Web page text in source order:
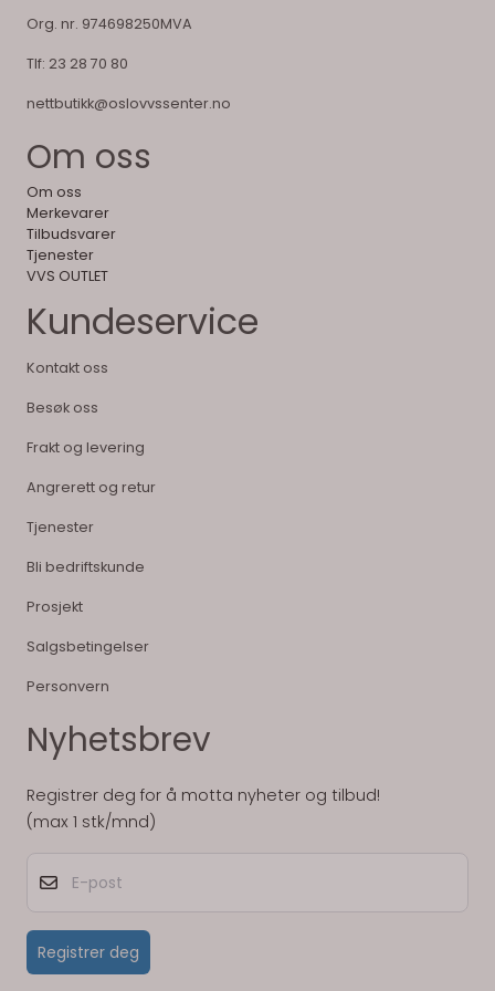
Org. nr. 974698250MVA
Tlf: 23 28 70 80
nettbutikk@oslovvssenter.no
Om oss
Om oss
Merkevarer
Tilbudsvarer
Tjenester
VVS OUTLET
Kundeservice
Kontakt oss
Besøk oss
Frakt og levering
Angrerett og retur
Tjenester
Bli bedriftskunde
Prosjekt
Salgsbetingelser
Personvern
Nyhetsbrev
Registrer deg for å motta nyheter og tilbud!
(max 1 stk/mnd)
Registrer deg